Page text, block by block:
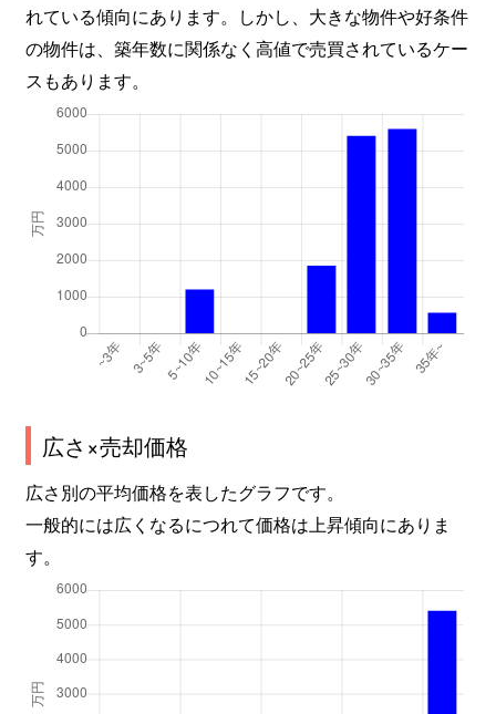
れている傾向にあります。しかし、大きな物件や好条件
の物件は、築年数に関係なく高値で売買されているケー
スもあります。
広さ×売却価格
広さ別の平均価格を表したグラフです。
一般的には広くなるにつれて価格は上昇傾向にありま
す。